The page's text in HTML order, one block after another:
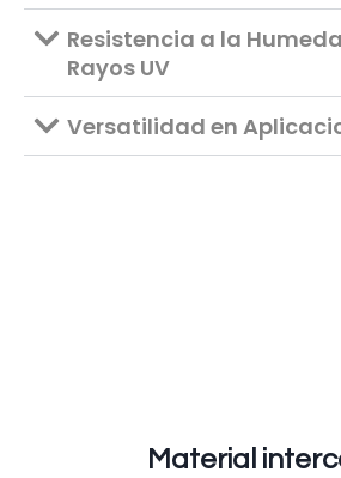
Resistencia a la
Rayos UV
Versatilidad en
Material